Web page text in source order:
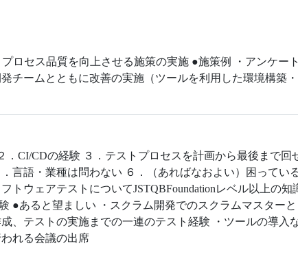
ロセス品質を向上させる施策の実施 ●施策例 ・アンケー
チームとともに改善の実施（ツールを利用した環境構築
．CI/CDの経験 ３．テストプロセスを計画から最後まで回
言語・業種は問わない ６．（あればなおよい）困ってい
トウェアテストについてJSTQBFoundationレベル以上の
●あると望ましい ・スクラム開発でのスクラムマスター
、テストの実施までの一連のテスト経験 ・ツールの導入
れる会議の出席